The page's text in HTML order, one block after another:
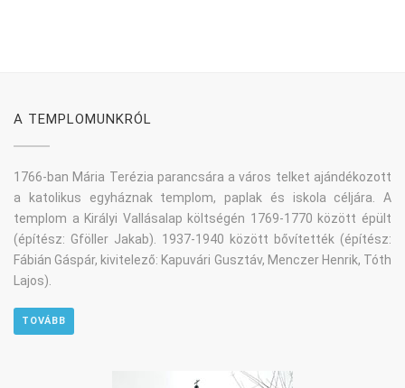
A TEMPLOMUNKRÓL
1766-ban Mária Terézia parancsára a város telket ajándékozott
a katolikus egyháznak templom, paplak és iskola céljára. A
templom a Királyi Vallásalap költségén 1769-1770 között épült
(építész: Gföller Jakab). 1937-1940 között bővítették (építész:
Fábián Gáspár, kivitelező: Kapuvári Gusztáv, Menczer Henrik, Tóth
Lajos).
TOVÁBB